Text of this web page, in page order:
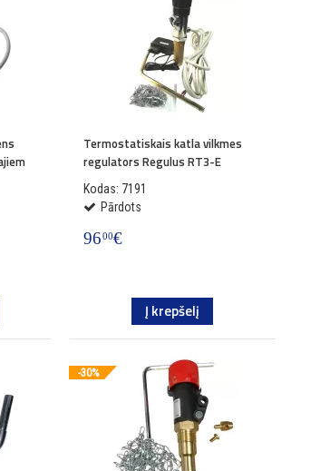
Termostatiskais katla vilkmes
regulators Regulus RT3-E
Kodas: 7191
Pārdots
9600€
Į krepšelį
-30%